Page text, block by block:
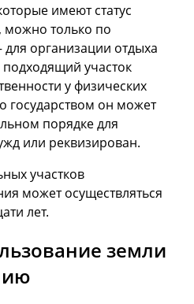
имеют статус
можно только по
организации отдыха
участок
у физических
государством он может
порядке для
или реквизирован.
участков
может осуществляться
лет.
земли